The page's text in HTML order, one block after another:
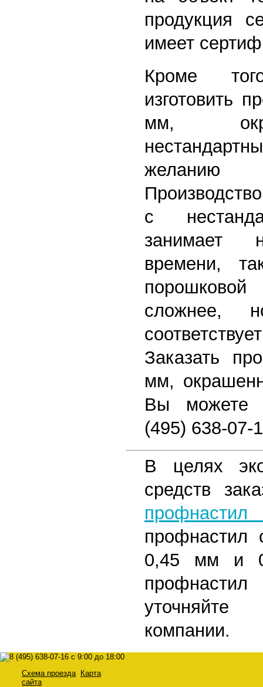
продукция
имеет
Кроме
изготовить
мм,
с
занимает
времени,
порошковой
сложнее,
Заказать
мм,
Вы можете
(495) 638-07-
В целях
средств
профнастил
0,45 мм и
компании.
Схема проезда
Карта
сайта